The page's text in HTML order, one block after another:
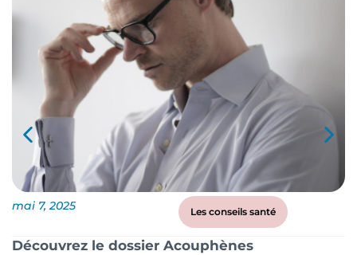
mai 7, 2025 Les conseils santé
Découvrez le dossier Acouphènes